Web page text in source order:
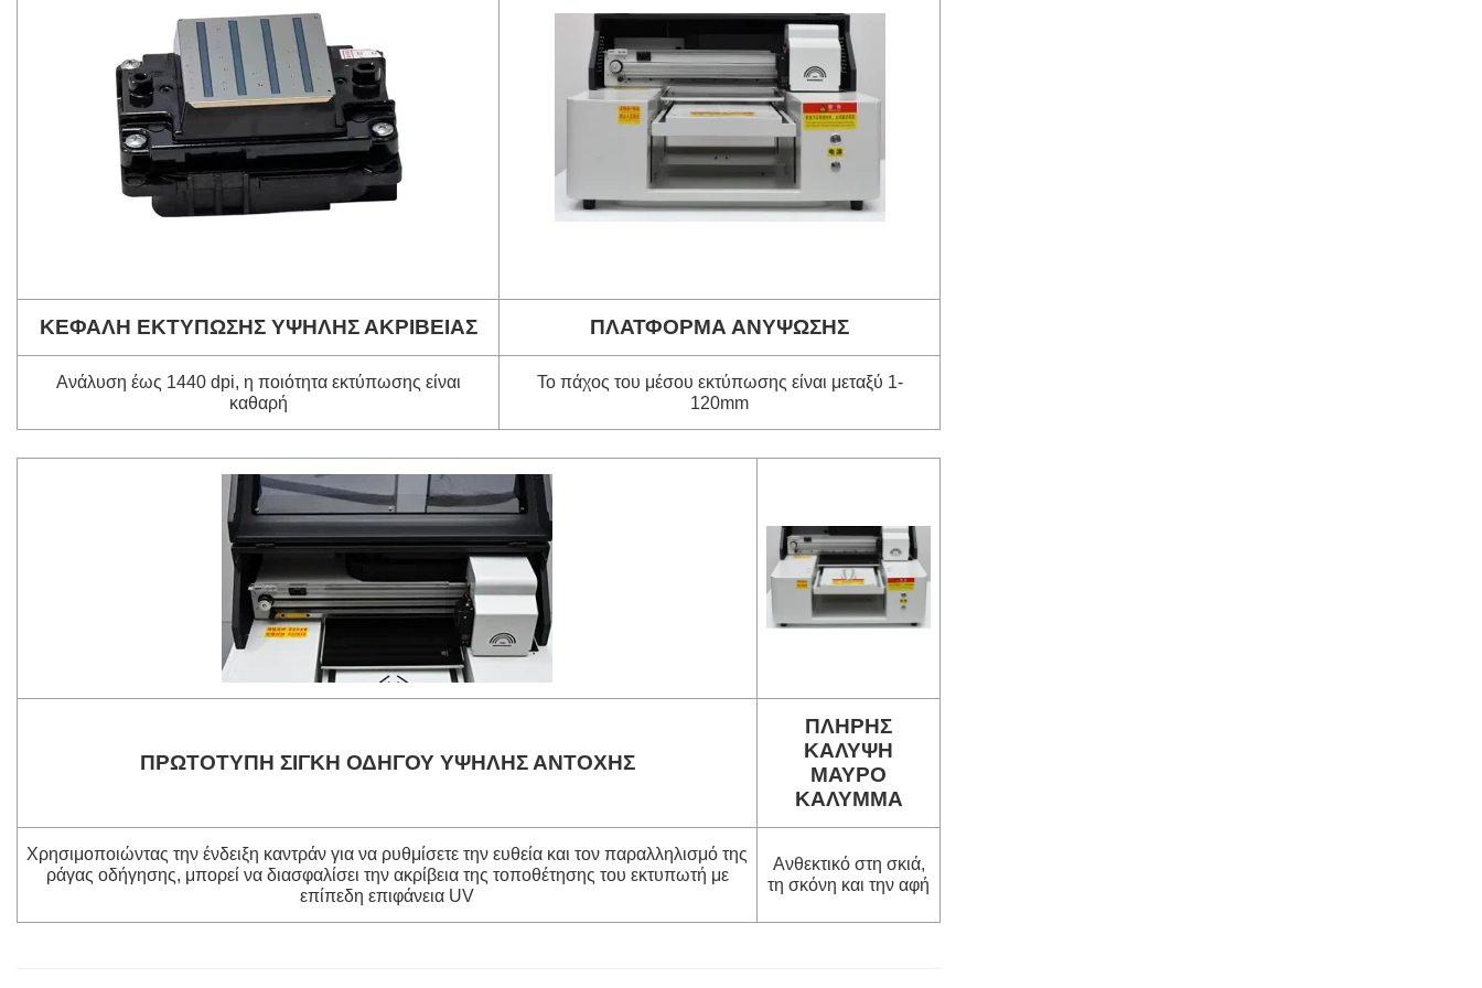
ΚΕΦΑΛΗ ΕΚΤΥΠΩΣΗΣ ΥΨΗΛΗΣ ΑΚΡΙΒΕΙΑΣ ΠΛΑΤΦΟΡΜΑ ΑΝΥΨΩΣΗΣ
Ανάλυση έως 1440 dpi, η ποιότητα εκτύπωσης είναι
καθαρή
Το πάχος του μέσου εκτύπωσης είναι μεταξύ 1-
120mm
ΠΡΩΤΟΤΥΠΗ ΣΙΓΚΗ ΟΔΗΓΟΥ ΥΨΗΛΗΣ ΑΝΤΟΧΗΣ
ΠΛΗΡΗΣ
ΚΑΛΥΨΗ
ΜΑΥΡΟ
ΚΑΛΥΜΜΑ
Χρησιμοποιώντας την ένδειξη καντράν για να ρυθμίσετε την ευθεία και τον παραλληλισμό της
ράγας οδήγησης, μπορεί να διασφαλίσει την ακρίβεια της τοποθέτησης του εκτυπωτή με
επίπεδη επιφάνεια UV
Ανθεκτικό στη σκιά,
τη σκόνη και την αφή